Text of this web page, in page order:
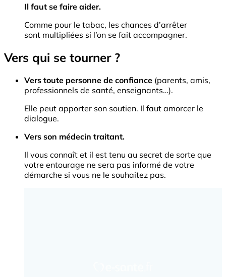
Il faut se faire aider.
Comme pour le tabac, les chances d’arrêter
sont multipliées si l’on se fait accompagner.
Vers qui se tourner ?
Vers toute personne de confiance (parents, amis,
professionnels de santé, enseignants…).
Elle peut apporter son soutien. Il faut amorcer le
dialogue.
Vers son médecin traitant.
Il vous connaît et il est tenu au secret de sorte que
votre entourage ne sera pas informé de votre
démarche si vous ne le souhaitez pas.